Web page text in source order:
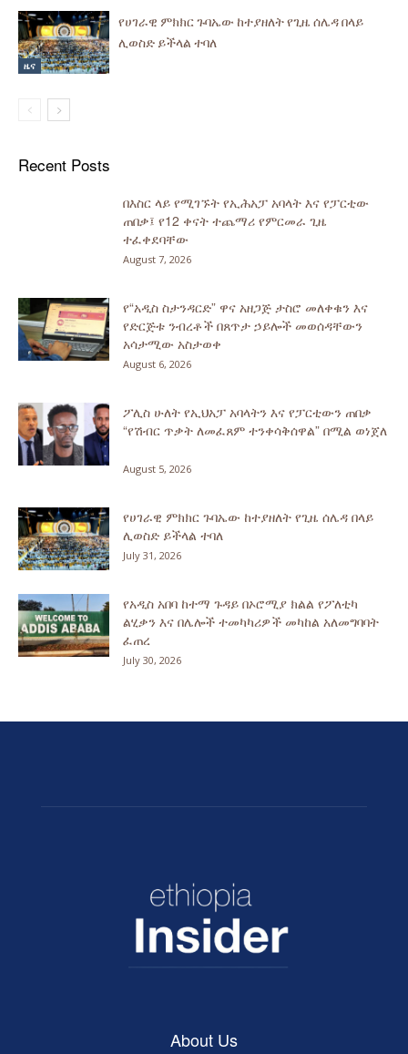
ዜና
የሀገራዊ ምክክር ጉባኤው ከተያዘለት የጊዜ ሰሌዳ በላይ
ሊወስድ ይችላል ተባለ
Recent Posts
በእስር ላይ የሚገኙት የኢሕአፓ አባላት እና የፓርቲው
ጠበቃ፤ የ12 ቀናት ተጨማሪ የምርመራ ጊዜ
ተፈቀደባቸው
August 7, 2026
የ“አዲስ ስታንዳርድ” ዋና አዘጋጅ ታስሮ መለቀቁን እና
የድርጅቱ ንብረቶች በጸጥታ ኃይሎች መወሰዳቸውን
አሳታሚው አስታወቀ
August 6, 2026
ፖሊስ ሁለት የኢህአፓ አባላትን እና የፓርቲውን ጠበቃ
“የሽብር ጥቃት ለመፈጸም ተንቀሳቅሰዋል” በሚል ወነጀለ
August 5, 2026
የሀገራዊ ምክክር ጉባኤው ከተያዘለት የጊዜ ሰሌዳ በላይ
ሊወስድ ይችላል ተባለ
July 31, 2026
የአዲስ አበባ ከተማ ጉዳይ በኦሮሚያ ክልል የፖለቲካ
ልሂቃን እና በሌሎች ተመካካሪዎች መካከል አለመግባባት
ፈጠረ
July 30, 2026
About Us